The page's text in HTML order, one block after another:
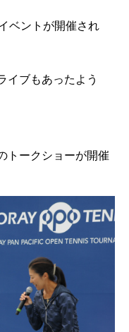
ベントが開催され
イブもあったよう
トークショーが開催